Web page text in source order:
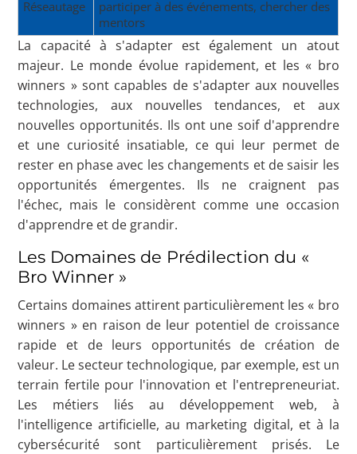
Réseautage
participer à des événements, chercher des
mentors
La capacité à s'adapter est également un atout
majeur. Le monde évolue rapidement, et les « bro
winners » sont capables de s'adapter aux nouvelles
technologies, aux nouvelles tendances, et aux
nouvelles opportunités. Ils ont une soif d'apprendre
et une curiosité insatiable, ce qui leur permet de
rester en phase avec les changements et de saisir les
opportunités émergentes. Ils ne craignent pas
l'échec, mais le considèrent comme une occasion
d'apprendre et de grandir.
Les Domaines de Prédilection du «
Bro Winner »
Certains domaines attirent particulièrement les « bro
winners » en raison de leur potentiel de croissance
rapide et de leurs opportunités de création de
valeur. Le secteur technologique, par exemple, est un
terrain fertile pour l'innovation et l'entrepreneuriat.
Les métiers liés au développement web, à
l'intelligence artificielle, au marketing digital, et à la
cybersécurité sont particulièrement prisés. Le